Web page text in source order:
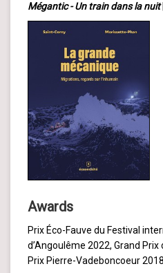
Mégantic - Un train dans la nuit
Awards
Prix Éco-Fauve du Festival
d’Angoulême 2022, Grand
Prix Pierre-Vadeboncoeur